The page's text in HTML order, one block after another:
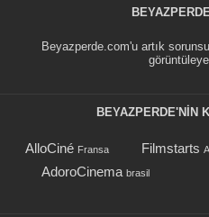
Beyazperde.com'u artık
BEYAZPERDE'NIN
AlloCiné Fransa Filmstarts
AdoroCinema brasil